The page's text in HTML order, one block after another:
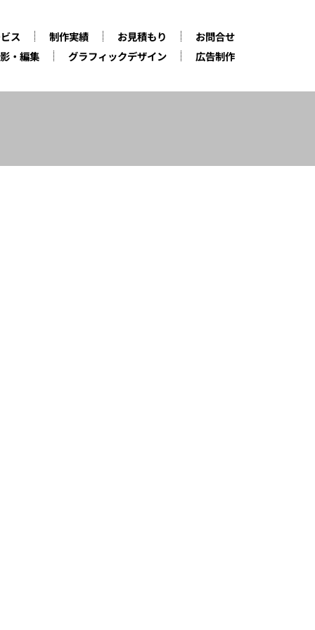
ス 制作実績 お見積もり
お問合せ
・編集 グラフィックデザイン 広告制作